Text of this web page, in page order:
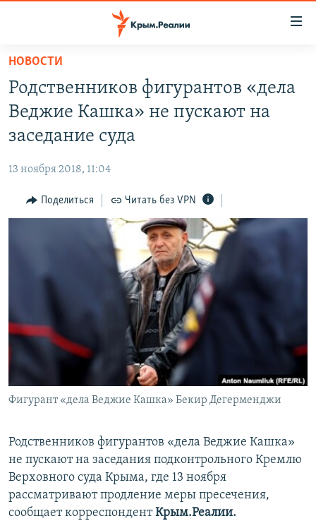
Вернуться
основному
содержанию
главной
навигации
Вернутся
СПЕЦПРОЕКТЫ
11 ЛЕТ ОККУПАЦИИ КРЫМА. 11 ИСТОРИЙ СОПРОТИВЛЕНИЯ
ЕЩЕ
ИНТЕРАКТИВ
ТЕЛЕПРОЕКТ КРЫМ.РЕАЛИИ
СОВЕТЫ ПРАВОЗАЩИТНИКОВ
ПОБЕДИТЕЛЕЙ НЕ СУДЯТ?
КРЫМ.НЕПОКОРЕННЫЙ
УКРАИНСКАЯ ПРОБЛЕМА КРЫМА
РАДІО СВОБОДА
КАК ОБОЙТИ БЛОКИРОВКУ
ПРИСОЕДИНЯЙТЕСЬ!
НОВОСТИ
Родственников фигурантов «дела
Веджие Кашка» не пускают на
заседание суда
13 ноября 2018, 11:04
Поделиться Читать без VPN
Фигурант «дела Веджие Кашка» Бекир Дегерменджи
Родственников фигурантов «дела Веджие Кашка»
не пускают на заседания подконтрольного Кремлю
Верховного суда Крыма, где 13 ноября
рассматривают продление меры пресечения,
сообщает корреспондентКрым.Реалии.